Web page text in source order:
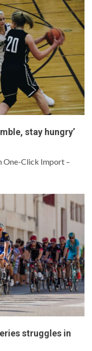
stay hungry’
One-Click Import –
struggles in